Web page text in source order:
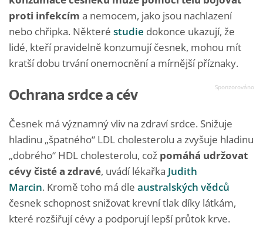
proti infekcím a nemocem, jako jsou nachlazení
nebo chřipka. Některé studie dokonce ukazují, že
lidé, kteří pravidelně konzumují česnek, mohou mít
kratší dobu trvání onemocnění a mírnější příznaky.
Ochrana srdce a cév
Česnek má významný vliv na zdraví srdce. Snižuje
hladinu „špatného“ LDL cholesterolu a zvyšuje hladinu
„dobrého“ HDL cholesterolu, což pomáhá udržovat
cévy čisté a zdravé, uvádí lékařka Judith
Marcin. Kromě toho má dle australských vědců
česnek schopnost snižovat krevní tlak díky látkám,
které rozšiřují cévy a podporují lepší průtok krve.